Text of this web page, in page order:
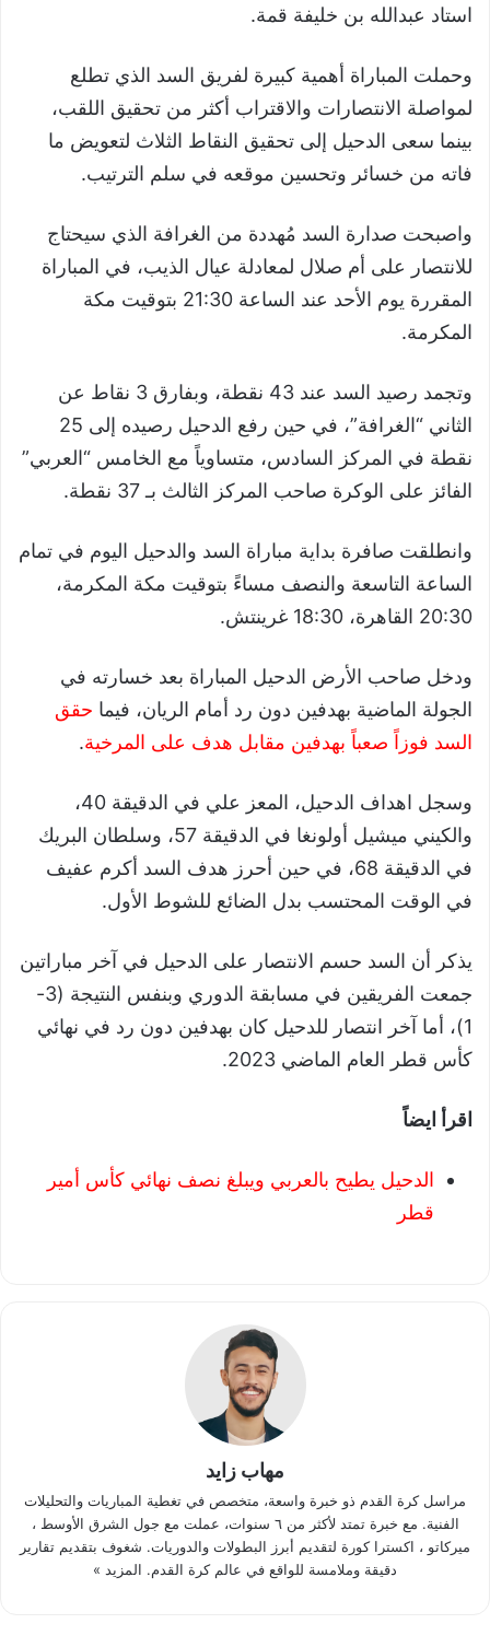
استاد عبدالله بن خليفة قمة.
وحملت المباراة أهمية كبيرة لفريق السد الذي تطلع
لمواصلة الانتصارات والاقتراب أكثر من تحقيق اللقب،
بينما سعى الدحيل إلى تحقيق النقاط الثلاث لتعويض ما
فاته من خسائر وتحسين موقعه في سلم الترتيب.
واصبحت صدارة السد مُهددة من الغرافة الذي سيحتاج
للانتصار على أم صلال لمعادلة عيال الذيب، في المباراة
المقررة يوم الأحد عند الساعة 21:30 بتوقيت مكة
المكرمة.
وتجمد رصيد السد عند 43 نقطة، وبفارق 3 نقاط عن
الثاني “الغرافة”، في حين رفع الدحيل رصيده إلى 25
نقطة في المركز السادس، متساوياً مع الخامس “العربي”
الفائز على الوكرة صاحب المركز الثالث بـ 37 نقطة.
وانطلقت صافرة بداية مباراة السد والدحيل اليوم في تمام
الساعة التاسعة والنصف مساءً بتوقيت مكة المكرمة،
20:30 القاهرة، 18:30 غرينتش.
ودخل صاحب الأرض الدحيل المباراة بعد خسارته في
الجولة الماضية بهدفين دون رد أمام الريان، فيما حقق
السد فوزاً صعباً بهدفين مقابل هدف على المرخية.
وسجل اهداف الدحيل، المعز علي في الدقيقة 40،
والكيني ميشيل أولونغا في الدقيقة 57، وسلطان البريك
في الدقيقة 68، في حين أحرز هدف السد أكرم عفيف
في الوقت المحتسب بدل الضائع للشوط الأول.
يذكر أن السد حسم الانتصار على الدحيل في آخر مباراتين
جمعت الفريقين في مسابقة الدوري وبنفس النتيجة (3-
1)، أما آخر انتصار للدحيل كان بهدفين دون رد في نهائي
كأس قطر العام الماضي 2023.
اقرأ ايضاً
الدحيل يطيح بالعربي ويبلغ نصف نهائي كأس أمير
قطر
مهاب زايد
مراسل كرة القدم ذو خبرة واسعة، متخصص في تغطية المباريات والتحليلات
الفنية. مع خبرة تمتد لأكثر من ٦ سنوات، عملت مع جول الشرق الأوسط ،
ميركاتو ، اكسترا كورة لتقديم أبرز البطولات والدوريات. شغوف بتقديم تقارير
دقيقة وملامسة للواقع في عالم كرة القدم. المزيد »